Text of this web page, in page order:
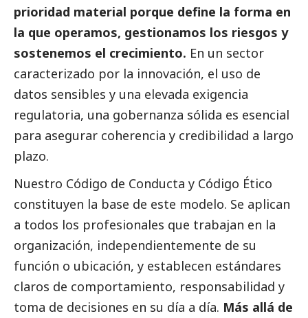
prioridad material porque define la forma en
la que operamos, gestionamos los riesgos y
sostenemos el crecimiento. En un sector
caracterizado por la innovación, el uso de
datos sensibles y una elevada exigencia
regulatoria, una gobernanza sólida es esencial
para asegurar coherencia y credibilidad a largo
plazo.
Nuestro Código de Conducta y Código Ético
constituyen la base de este modelo. Se aplican
a todos los profesionales que trabajan en la
organización, independientemente de su
función o ubicación, y establecen estándares
claros de comportamiento, responsabilidad y
toma de decisiones en su día a día. Más allá de